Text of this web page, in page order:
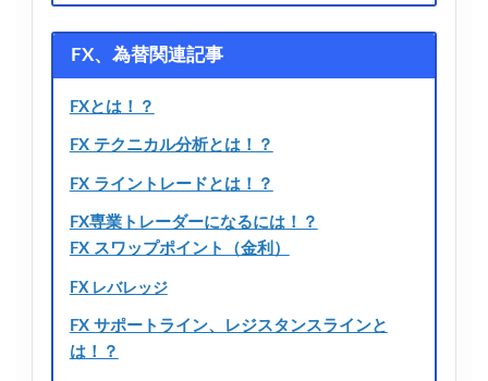
FX、為替関連記事
FXとは！？
FX テクニカル分析とは！？
FX ライントレードとは！？
FX専業トレーダーになるには！？
FX スワップポイント（金利）
FX レバレッジ
FX サポートライン、レジスタンスラインと
は！？